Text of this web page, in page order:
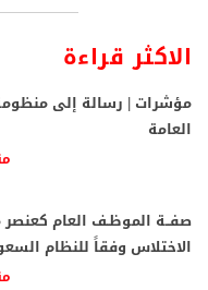
الاكثر قراءة
مؤشرات | رسالة إلى
العامة
صفــة الموظـف العام
الاختلاس وفقاً للنظام